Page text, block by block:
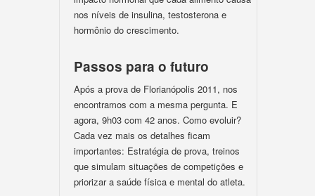
nos níveis de insulina, testosterona e
hormônio do crescimento.
Passos para o futuro
Após a prova de Florianópolis 2011, nos
encontramos com a mesma pergunta. E
agora, 9h03 com 42 anos. Como evoluir?
Cada vez mais os detalhes ficam
importantes: Estratégia de prova, treinos
que simulam situações de competições e
priorizar a saúde física e mental do atleta.